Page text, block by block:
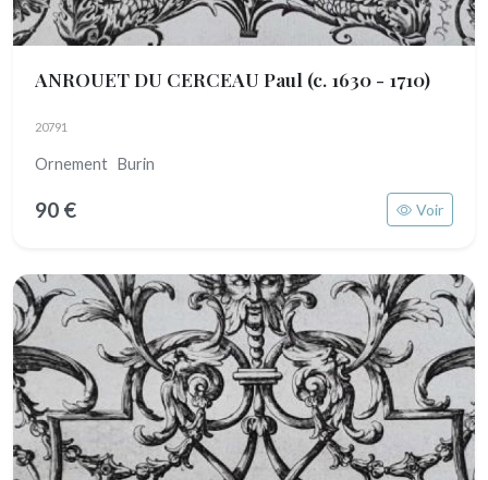
ANROUET DU CERCEAU Paul (c. 1630 - 1710)
20791
Ornement Burin
90 € Voir